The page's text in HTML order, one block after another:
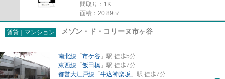
間取り：1K
面積：20.89㎡
賃貸｜マンション メゾン・ド・コリーヌ市ヶ谷
南北線 「 市ケ谷 」駅 徒歩5分
東西線 「 飯田橋 」駅 徒歩7分
都営大江戸線 「 牛込神楽坂 」駅 徒歩7分